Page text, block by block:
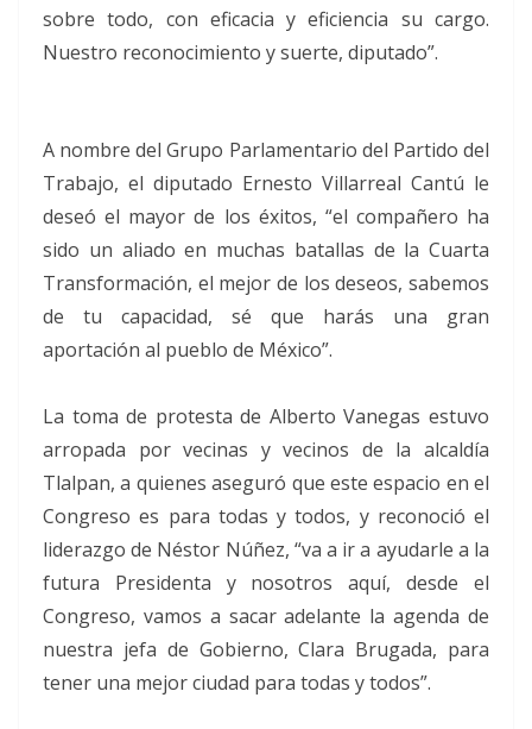
sobre todo, con eficacia y eficiencia su cargo.
Nuestro reconocimiento y suerte, diputado”.
A nombre del Grupo Parlamentario del Partido del
Trabajo, el diputado Ernesto Villarreal Cantú le
deseó el mayor de los éxitos, “el compañero ha
sido un aliado en muchas batallas de la Cuarta
Transformación, el mejor de los deseos, sabemos
de tu capacidad, sé que harás una gran
aportación al pueblo de México”.
La toma de protesta de Alberto Vanegas estuvo
arropada por vecinas y vecinos de la alcaldía
Tlalpan, a quienes aseguró que este espacio en el
Congreso es para todas y todos, y reconoció el
liderazgo de Néstor Núñez, “va a ir a ayudarle a la
futura Presidenta y nosotros aquí, desde el
Congreso, vamos a sacar adelante la agenda de
nuestra jefa de Gobierno, Clara Brugada, para
tener una mejor ciudad para todas y todos”.